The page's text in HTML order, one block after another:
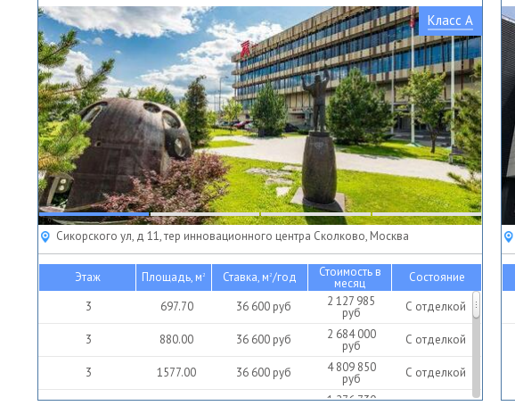
Класс A
Сикорского ул, д 11, тер инновационного центра Сколково, Москва
Этаж Площадь, м2 Ставка, м2/год Стоимость в
месяц
Состояние
3
697.70 36 600руб 2 127 985
руб С отделкой
3 880.00 36 600руб 2 684 000
руб С отделкой
3 1577.00 36 600руб 4 809 850
руб С отделкой
4 418.60 36 600руб 1 276 730 С отделкой